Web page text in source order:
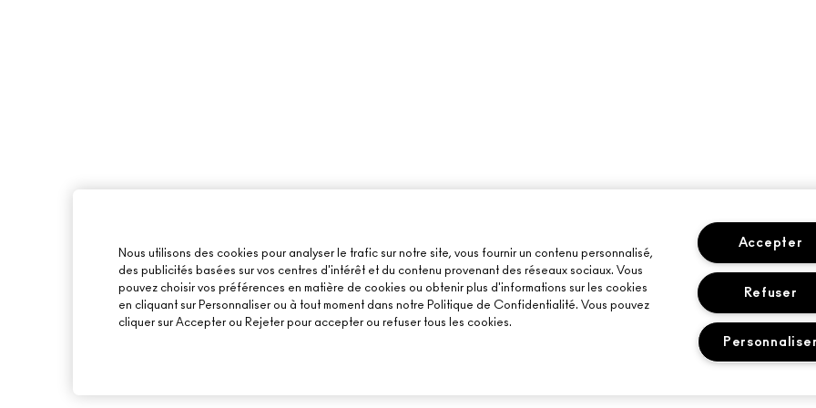
Nous utilisons des cookies pour analyser le trafic sur notre site, vous fournir un contenu personnalisé,
des publicités basées sur vos centres d'intérêt et du contenu provenant des réseaux sociaux. Vous
pouvez choisir vos préférences en matière de cookies ou obtenir plus d'informations sur les cookies
en cliquant sur Personnaliser ou à tout moment dans notre Politique de Confidentialité. Vous pouvez
cliquer sur Accepter ou Rejeter pour accepter ou refuser tous les cookies.
Accepter
Refuser